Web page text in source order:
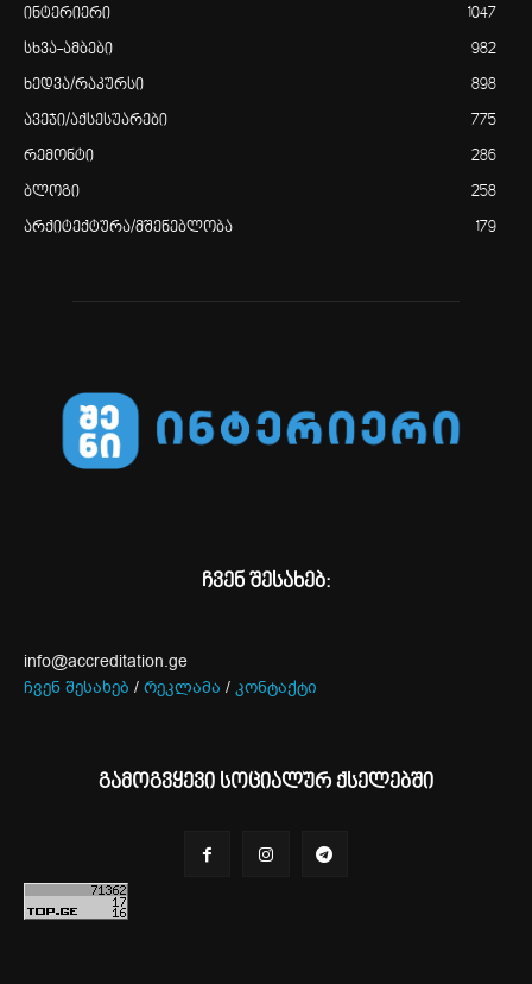
ინტერიერი 1047
სხვა-ამბები 982
ხედვა/რაკურსი 898
ავეჯი/აქსესუარები 775
რემონტი 286
ბლოგი 258
არქიტექტურა/მშენებლობა 179
ჩვენ შესახებ:
info@accreditation.ge
ჩვენ შესახებ / რეკლამა / კონტაქტი
გამოგვყევი სოციალურ ქსელებში